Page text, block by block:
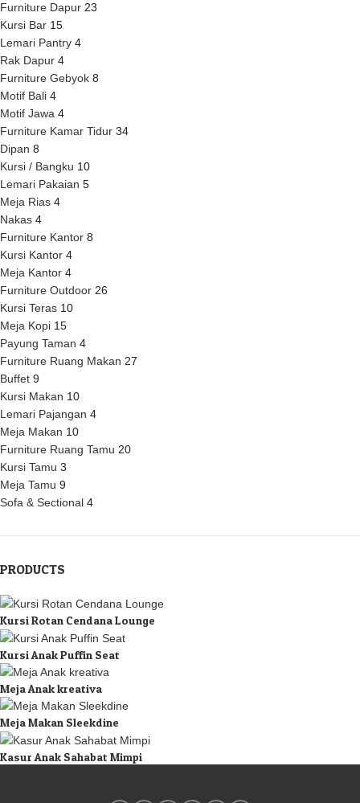
Furniture Dapur 23
Kursi Bar 15
Lemari Pantry 4
Rak Dapur 4
Furniture Gebyok 8
Motif Bali 4
Motif Jawa 4
Furniture Kamar Tidur 34
Dipan 8
Kursi / Bangku 10
Lemari Pakaian 5
Meja Rias 4
Nakas 4
Furniture Kantor 8
Kursi Kantor 4
Meja Kantor 4
Furniture Outdoor 26
Kursi Teras 10
Meja Kopi 15
Payung Taman 4
Furniture Ruang Makan 27
Buffet 9
Kursi Makan 10
Lemari Pajangan 4
Meja Makan 10
Furniture Ruang Tamu 20
Kursi Tamu 3
Meja Tamu 9
Sofa & Sectional 4
PRODUCTS
Kursi Rotan Cendana Lounge
Kursi Anak Puffin Seat
Meja Anak kreativa
Meja Makan Sleekdine
Kasur Anak Sahabat Mimpi